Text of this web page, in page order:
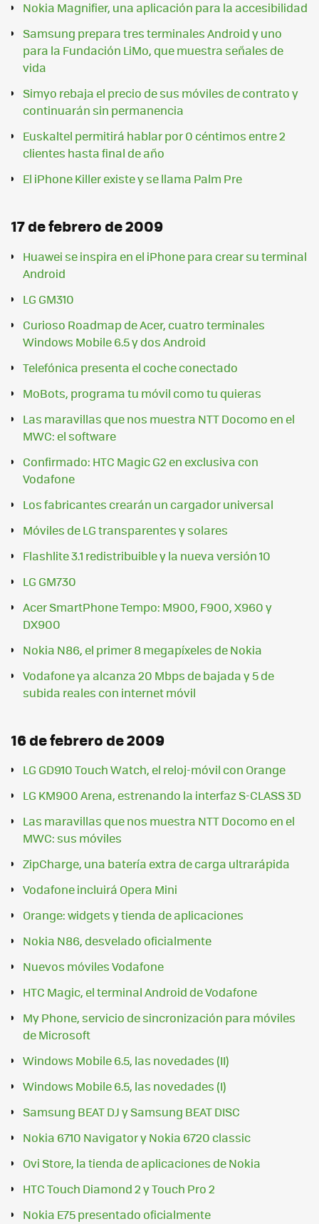
Nokia Magnifier, una aplicación para la accesibilidad
Samsung prepara tres terminales Android y uno
para la Fundación LiMo, que muestra señales de
vida
Simyo rebaja el precio de sus móviles de contrato y
continuarán sin permanencia
Euskaltel permitirá hablar por 0 céntimos entre 2
clientes hasta final de año
El iPhone Killer existe y se llama Palm Pre
17 de febrero de 2009
Huawei se inspira en el iPhone para crear su terminal
Android
LG GM310
Curioso Roadmap de Acer, cuatro terminales
Windows Mobile 6.5 y dos Android
Telefónica presenta el coche conectado
MoBots, programa tu móvil como tu quieras
Las maravillas que nos muestra NTT Docomo en el
MWC: el software
Confirmado: HTC Magic G2 en exclusiva con
Vodafone
Los fabricantes crearán un cargador universal
Móviles de LG transparentes y solares
Flashlite 3.1 redistribuible y la nueva versión 10
LG GM730
Acer SmartPhone Tempo: M900, F900, X960 y
DX900
Nokia N86, el primer 8 megapíxeles de Nokia
Vodafone ya alcanza 20 Mbps de bajada y 5 de
subida reales con internet móvil
16 de febrero de 2009
LG GD910 Touch Watch, el reloj-móvil con Orange
LG KM900 Arena, estrenando la interfaz S-CLASS 3D
Las maravillas que nos muestra NTT Docomo en el
MWC: sus móviles
ZipCharge, una batería extra de carga ultrarápida
Vodafone incluirá Opera Mini
Orange: widgets y tienda de aplicaciones
Nokia N86, desvelado oficialmente
Nuevos móviles Vodafone
HTC Magic, el terminal Android de Vodafone
My Phone, servicio de sincronización para móviles
de Microsoft
Windows Mobile 6.5, las novedades (II)
Windows Mobile 6.5, las novedades (I)
Samsung BEAT DJ y Samsung BEAT DISC
Nokia 6710 Navigator y Nokia 6720 classic
Ovi Store, la tienda de aplicaciones de Nokia
HTC Touch Diamond 2 y Touch Pro 2
Nokia E75 presentado oficialmente